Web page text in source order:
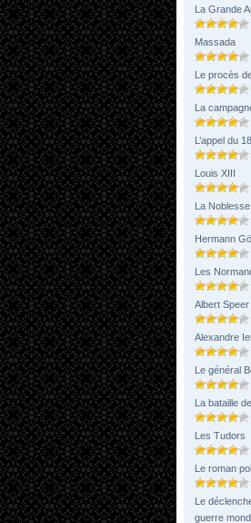
La Grande
Massada
Le procès
La
L’appel du
Louis XIII
La Noblesse
Hermann
Les
Albert Speer
Alexandre
Le général
La bataille
Les Tudors
Le roman
Le
guerre